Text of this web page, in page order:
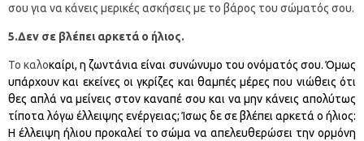
σου για να κάνεις μερικές ασκήσεις με το βάρος του σώματός σου.
5.Δεν σε βλέπει αρκετά ο ήλιος.
Το καλοκαίρι, η ζωντάνια είναι συνώνυμο του ονόματός σου. Όμως
υπάρχουν και εκείνες οι γκρίζες και θαμπές μέρες που νιώθεις ότι
θες απλά να μείνεις στον καναπέ σου και να μην κάνεις απολύτως
τίποτα λόγω έλλειψης ενέργειας; Ίσως δε σε βλέπει αρκετά ο ήλιος:
Η έλλειψη ήλιου προκαλεί το σώμα να απελευθερώσει την ορμόνη